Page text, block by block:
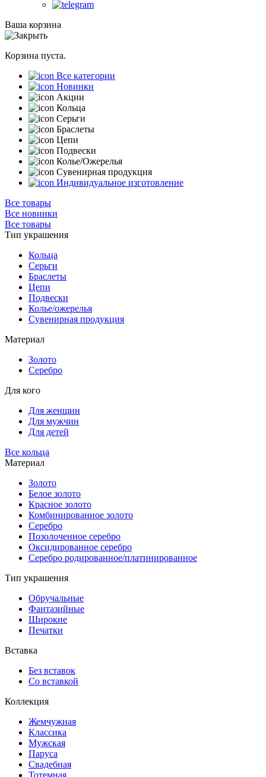
Ваша корзина
Корзина пуста.
Все категории
Новинки
Акции
Кольца
Серьги
Браслеты
Цепи
Подвески
Колье/Ожерелья
Сувенирная продукция
Индивидуальное изготовление
Все товары
Все новинки
Все товары
Тип украшения
Кольца
Серьги
Браслеты
Цепи
Подвески
Колье/ожерелья
Сувенирная продукция
Материал
Золото
Серебро
Для кого
Для женщин
Для мужчин
Для детей
Все кольца
Материал
Золото
Белое золото
Красное золото
Комбинированное золото
Серебро
Позолоченное серебро
Оксидированное серебро
Серебро родированное/платинированное
Тип украшения
Обручальные
Фантазийные
Широкие
Печатки
Вставка
Без вставок
Со вставкой
Коллекция
Жемчужная
Классика
Мужская
Паруса
Свадебная
Тотемная